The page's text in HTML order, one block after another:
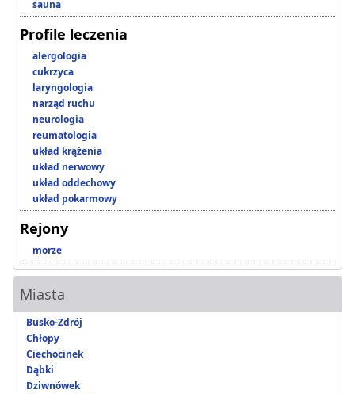
sauna
Profile leczenia
alergologia
cukrzyca
laryngologia
narząd ruchu
neurologia
reumatologia
układ krążenia
układ nerwowy
układ oddechowy
układ pokarmowy
Rejony
morze
Miasta
Busko-Zdrój
Chłopy
Ciechocinek
Dąbki
Dziwnówek